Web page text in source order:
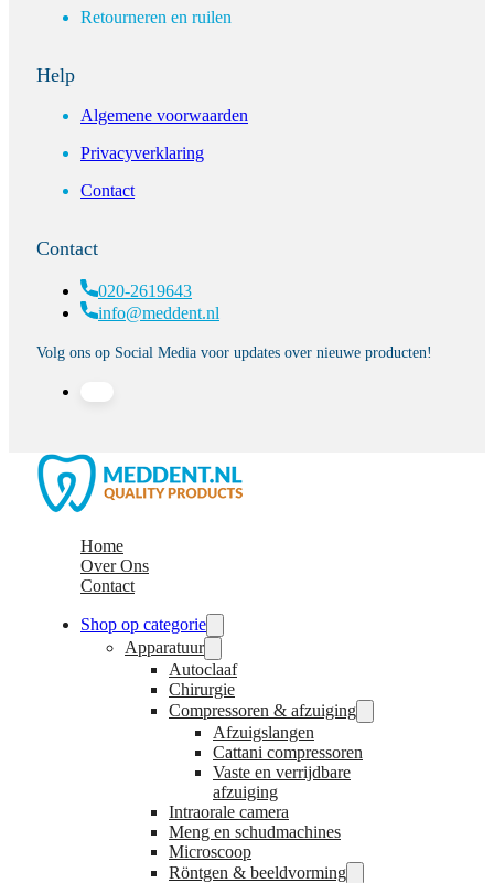
Retourneren en ruilen
Help
Algemene voorwaarden
Privacyverklaring
Contact
Contact
020-2619643
info@meddent.nl
Volg ons op Social Media voor updates over nieuwe producten!
Home
Over Ons
Contact
Shop op categorie
Apparatuur
Autoclaaf
Chirurgie
Compressoren & afzuiging
Afzuigslangen
Cattani compressoren
Vaste en verrijdbare
afzuiging
Intraorale camera
Meng en schudmachines
Microscoop
Röntgen & beeldvorming